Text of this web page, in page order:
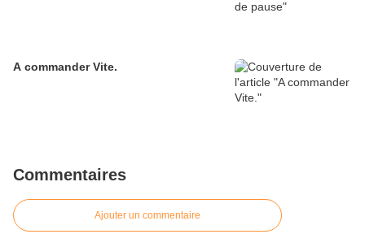
A commander Vite.
Commentaires
Ajouter un commentaire